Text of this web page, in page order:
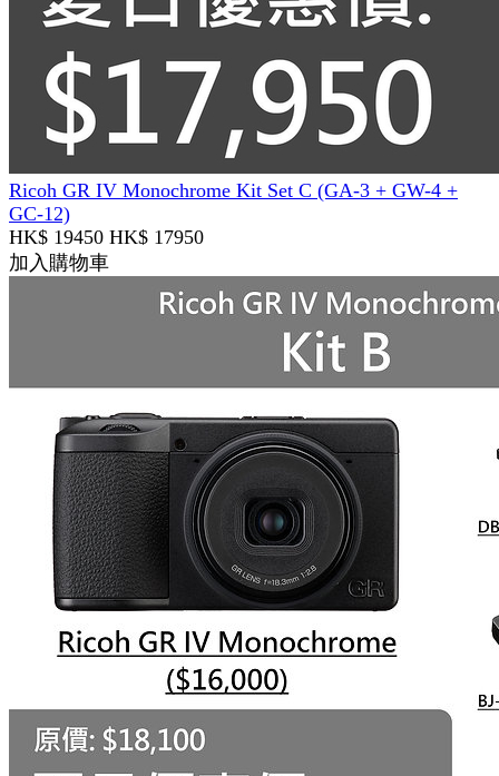
Ricoh GR IV Monochrome Kit Set C (GA-3 + GW-4 +
GC-12)
HK$ 19450 HK$ 17950
加入購物車